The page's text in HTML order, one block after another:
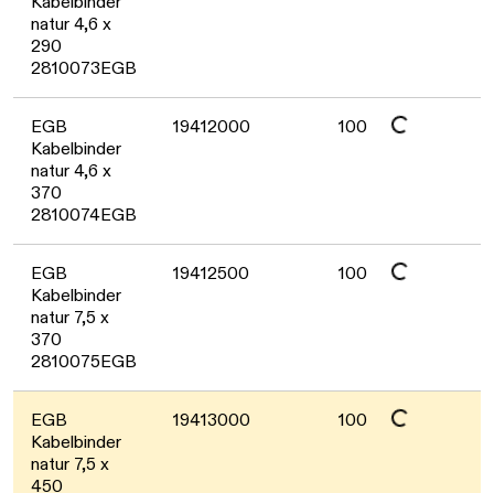
natur 4,6 x
290
2810073EGB
Daten werden geladen. Bitte warten...
EGB
Kabelbinder
natur 4,6 x
370
2810074EGB
19412000 100
Daten werden geladen. Bitte warten...
EGB
Kabelbinder
natur 7,5 x
370
2810075EGB
19412500 100
Daten werden geladen. Bitte warten...
EGB
Kabelbinder
natur 7,5 x
450
19413000 100
Daten werden geladen. Bitte warten...